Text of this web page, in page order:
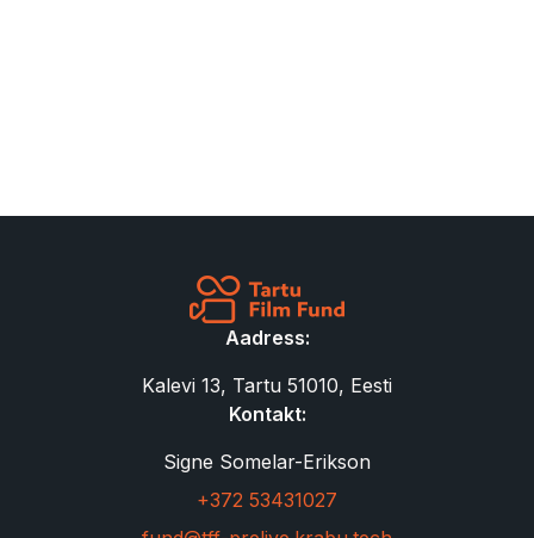
Aadress:
Kalevi 13, Tartu 51010, Eesti
Kontakt:
Signe Somelar-Erikson
+372 53431027